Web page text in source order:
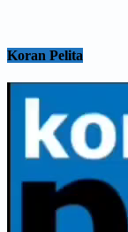
Koran Pelita